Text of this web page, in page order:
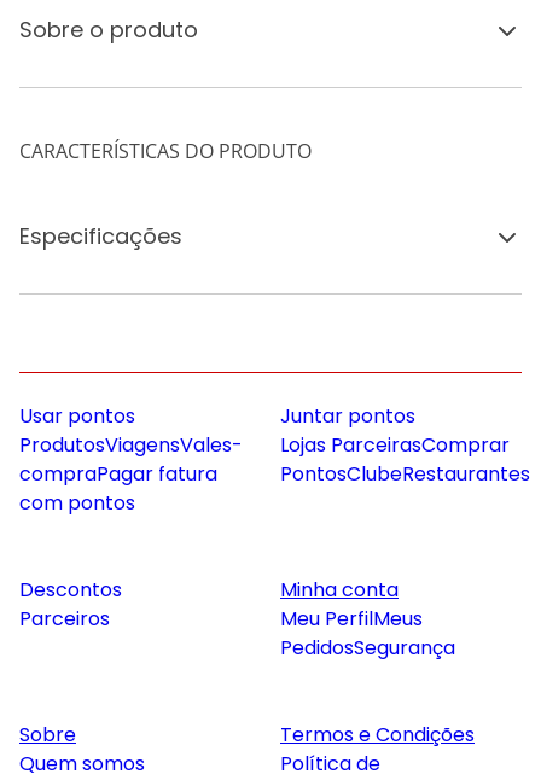
Sobre o produto
CARACTERÍSTICAS DO PRODUTO
Especificações
Usar pontos
ProdutosViagensVales-
compraPagar fatura
com pontos
Juntar pontos
Lojas ParceirasComprar
PontosClubeRestaurantes
Descontos
Parceiros
Minha conta
Meu PerfilMeus
PedidosSegurança
Sobre
Quem somos
Termos e Condições
Política de